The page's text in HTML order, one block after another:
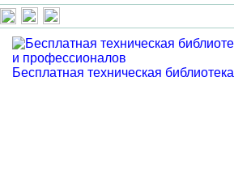
Бесплатная техническая библиотека